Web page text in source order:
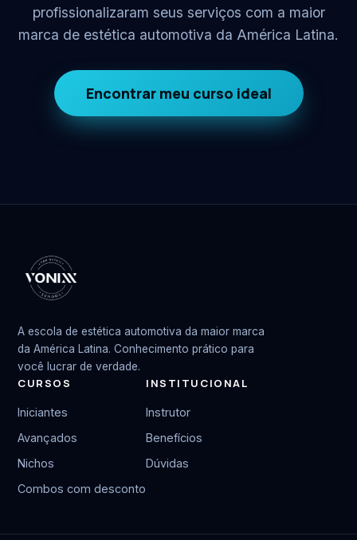
profissionalizaram seus serviços com a maior
marca de estética automotiva da América Latina.
Encontrar meu curso ideal
A escola de estética automotiva da maior marca
da América Latina. Conhecimento prático para
você lucrar de verdade.
CURSOS
Iniciantes
Avançados
Nichos
Combos com desconto
INSTITUCIONAL
Instrutor
Benefícios
Dúvidas